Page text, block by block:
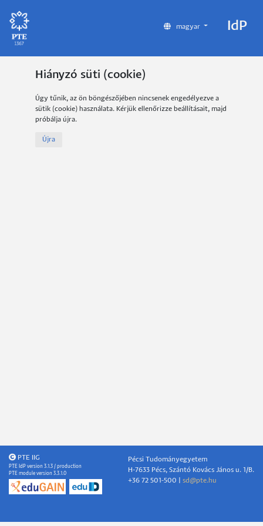
magyar IdP
Hiányzó süti (cookie)
Úgy tűnik, az ön böngészőjében nincsenek engedélyezve a
sütik (cookie) használata. Kérjük ellenőrizze beállításait, majd
próbálja újra.
Újra
PTE IIG
PTE IdP version 3.1.3 / production
PTE module version 3.3.1.0
Pécsi Tudományegyetem
H-7633 Pécs, Szántó Kovács János u. 1/B.
+36 72 501-500 | sd@pte.hu